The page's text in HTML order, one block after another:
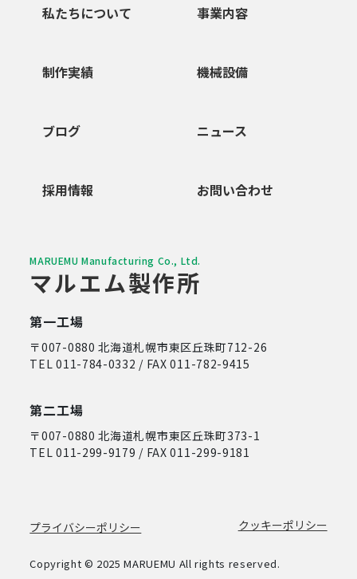
MARUEMU Manufacturing Co., Ltd.
マルエム製作所
第一工場
〒007-0880 北海道札幌市東区丘珠町712-26
TEL 011-784-0332 / FAX 011-782-9415
第二工場
〒007-0880 北海道札幌市東区丘珠町373-1
TEL 011-299-9179 / FAX 011-299-9181
プライバシーポリシー クッキーポリシー
Copyright © 2025 MARUEMU All rights reserved.
私たちについて 事業内容
制作実績 機械設備
ブログ ニュース
採用情報 お問い合わせ